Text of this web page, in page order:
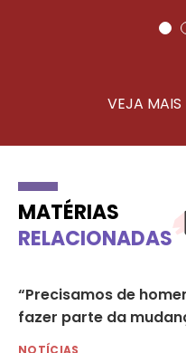
VEJA MAIS
MATÉRIAS
RELACIONADAS
“Precisamos de
fazer parte da
NOTÍCIAS